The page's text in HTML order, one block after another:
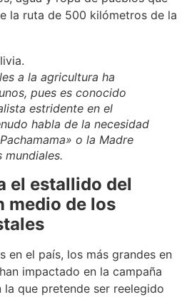
la ruta de 500 kilómetros de la
a la agricultura ha
pues es conocido
estridente en el
habla de la necesidad
o la Madre
mundiales.
el estallido del
medio de los
en el país, los más grandes en
impactado en la campaña
que pretende ser reelegido